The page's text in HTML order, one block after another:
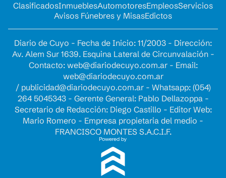
ClasificadosInmueblesAutomotoresEmpleosServicios
Avisos Fúnebres y MisasEdictos
Diario de Cuyo - Fecha de Inicio: 11/2003 - Dirección:
Av. Alem Sur 1639. Esquina Lateral de Circunvalación -
Contacto: web@diariodecuyo.com.ar- Email:
web@diariodecuyo.com.ar
/ publicidad@diariodecuyo.com.ar- Whatsapp: (054)
264 5045343 - Gerente General: Pablo Dellazoppa -
Secretario de Redacción: Diego Castillo - Editor Web:
Mario Romero - Empresa propietaria del medio -
FRANCISCO MONTES S.A.C.I.F.